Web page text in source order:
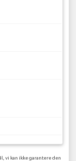
vi kan ikke garantere den